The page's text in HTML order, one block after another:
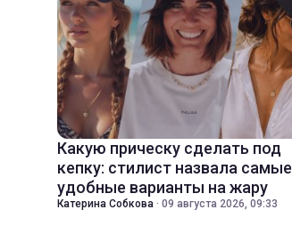
Какую прическу сделать под
кепку: стилист назвала самые
удобные варианты на жару
Катерина Собкова · 09 августа 2026, 09:33